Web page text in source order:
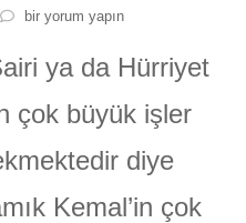
NAMIK
VATAN
SEVGİSİ
bir yorum yapın
ya da Hürriyet
çok büyük işler
diye
Kemal’in çok